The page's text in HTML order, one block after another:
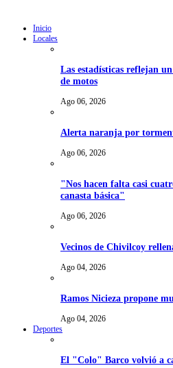
Inicio
Locales
Las estadísticas reflejan
de motos
Ago 06, 2026
Alerta naranja por
Ago 06, 2026
"Nos hacen falta casi
canasta básica"
Ago 06, 2026
Vecinos de Chivilcoy
Ago 04, 2026
Ramos Nicieza propone
Ago 04, 2026
Deportes
El "Colo" Barco volvió a